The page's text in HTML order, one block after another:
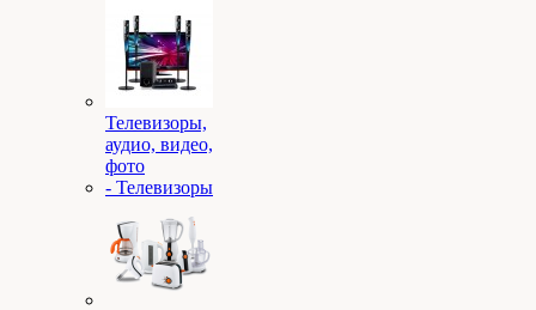
Телевизоры,
аудио, видео,
фото
- Телевизоры